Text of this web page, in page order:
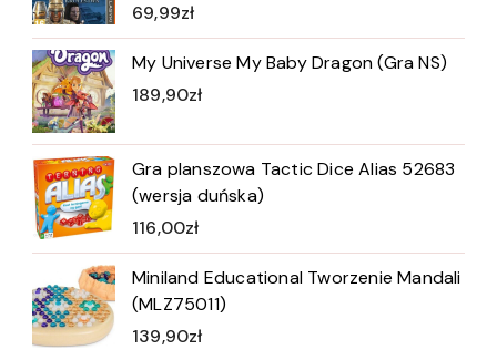
69,99zł
My Universe My Baby Dragon (Gra NS)
189,90zł
Gra planszowa Tactic Dice Alias 52683
(wersja duńska)
116,00zł
Miniland Educational Tworzenie Mandali
(MLZ75011)
139,90zł